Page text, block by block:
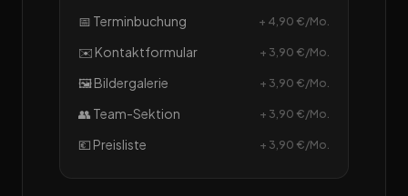
📅 Terminbuchung + 4,90 €/Mo.
✉️ Kontaktformular + 3,90 €/Mo.
🖼️ Bildergalerie + 3,90 €/Mo.
👥 Team-Sektion + 3,90 €/Mo.
💶 Preisliste + 3,90 €/Mo.